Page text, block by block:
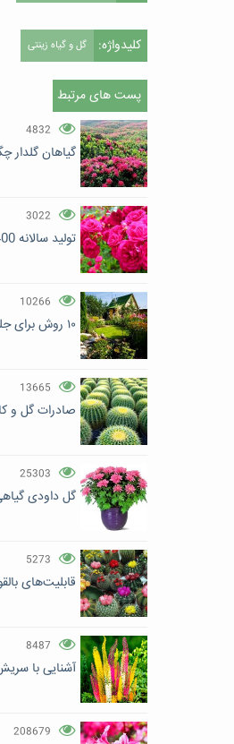
کلیدواژه: گل و گیاه زینتی
پست های مرتبط
4832
گیاهان گلدار
3022
تولید سالانه 400 میلیون واحد گل و گیاه در مازندران
10266
۱۰ روش برای جلوگیری از سرقت گل و گیاه از باغ
13665
صادرات گل و
25303
گل داودی
5273
قابلیت‌های
8487
آشنایی با
208679